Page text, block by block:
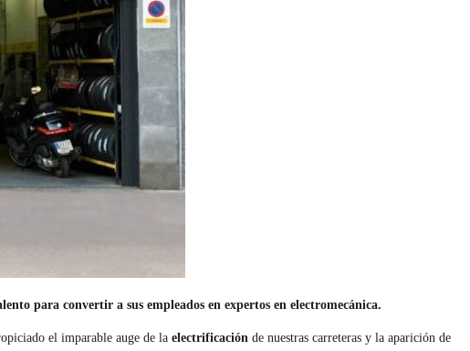
para convertir a sus empleados en expertos en electromecánica.
el imparable auge de la electrificación de nuestras carreteras y la aparición de